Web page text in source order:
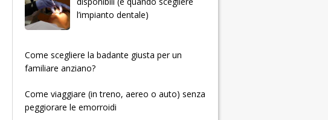
l’impianto dentale)
­­­­­Come scegliere la badante giusta per un
familiare anziano?
Come viaggiare (in treno, aereo o auto) senza
peggiorare le emorroidi